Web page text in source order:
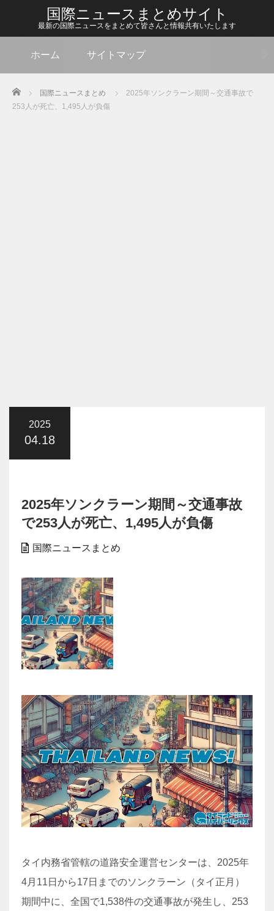
国際ニュースまとめサイト
最新の国際ニュースをまとめて皆さんと情報共有いたします
ホーム サイトマップ
Home 国際ニュースまとめ
2025年ソンクラーン期間～交通事故で
253人が死亡、1,495人が負傷
2025
04.18
2025年ソンクラーン期間～交通事故
で253人が死亡、1,495人が負傷
国際ニュースまとめ
タイ内務省管轄の道路安全運営センターは、2025年
4月11日から17日までのソンクラーン（タイ正月）
期間中に、全国で1,538件の交通事故が発生し、253